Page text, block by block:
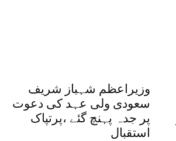
وزیراعظم شہباز شریف
سعودی ولی عہد کی دعوت
پر جدہ پہنچ گئے ،پرتپاک
استقبال